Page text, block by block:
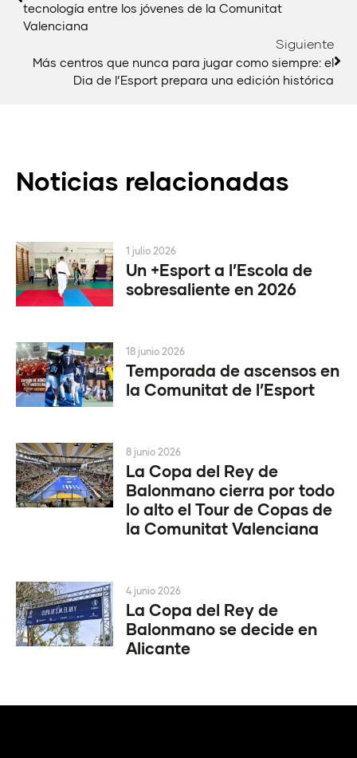
tecnología entre los jóvenes de la Comunitat
Valenciana
Siguiente
Más centros que nunca para jugar como siempre: el
Dia de l’Esport prepara una edición histórica
Noticias relacionadas
Un +Esport a l’Escola de
sobresaliente en 2026
1 julio 2026
Temporada de ascensos en
la Comunitat de l’Esport
18 junio 2026
La Copa del Rey de
Balonmano cierra por todo
lo alto el Tour de Copas de
la Comunitat Valenciana
8 junio 2026
La Copa del Rey de
Balonmano se decide en
Alicante
4 junio 2026